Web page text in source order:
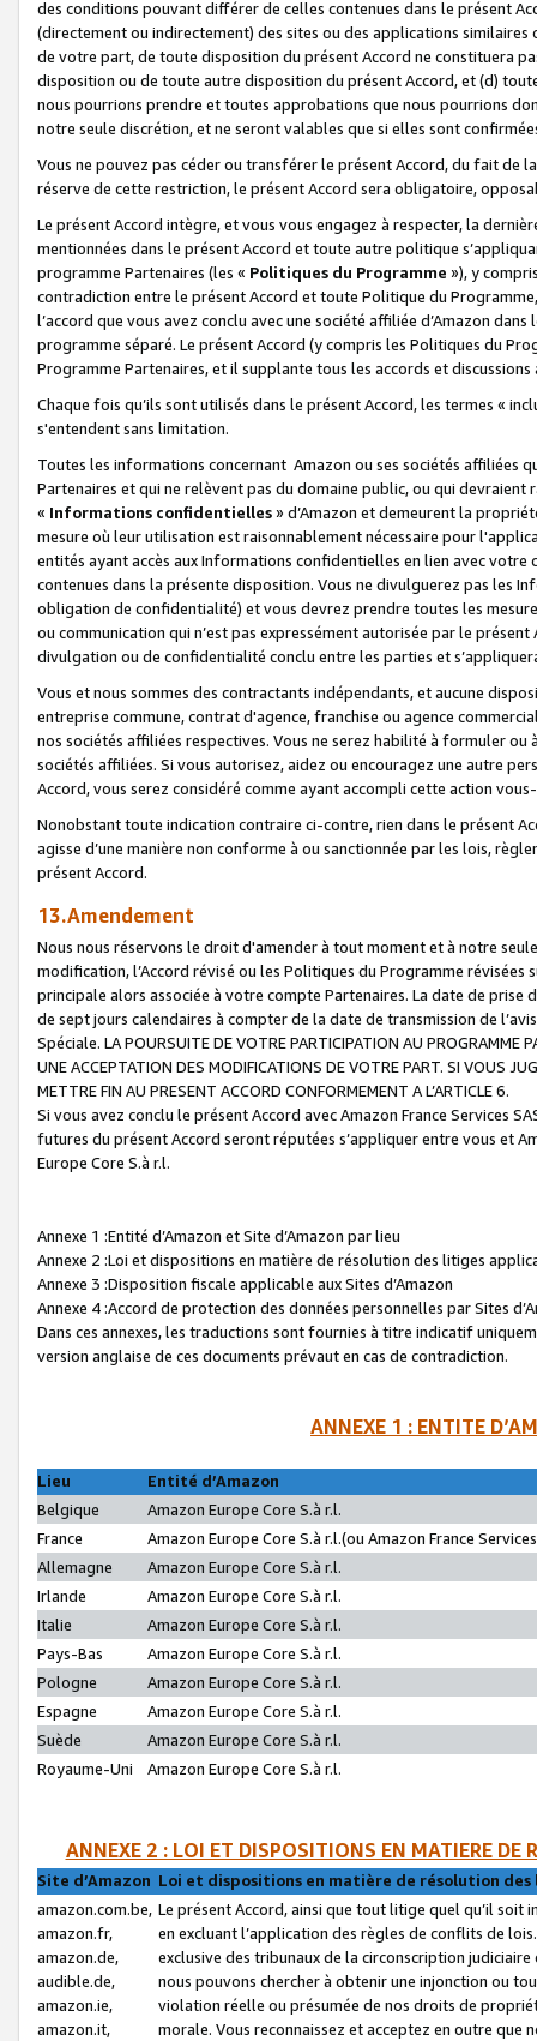
des conditions pouvant différer de celles contenues dans le présent
(directement ou indirectement) des sites ou des applications
de votre part, de toute disposition du présent Accord ne constituera
disposition ou de toute autre disposition du présent Accord, et (d)
nous pourrions prendre et toutes approbations que nous pourrions
notre seule discrétion, et ne seront valables que si elles sont
Vous ne pouvez pas céder ou transférer le présent Accord, du fait de
réserve de cette restriction, le présent Accord sera obligatoire,
Le présent Accord intègre, et vous vous engagez à respecter, la
mentionnées dans le présent Accord et toute autre politique
programme Partenaires (les « Politiques du Programme »), y
contradiction entre le présent Accord et toute Politique du
l’accord que vous avez conclu avec une société affiliée d’Amazon
programme séparé. Le présent Accord (y compris les Politiques du
Programme Partenaires, et il supplante tous les accords et discussions
Chaque fois qu’ils sont utilisés dans le présent Accord, les termes «
s'entendent sans limitation.
Toutes les informations concernant Amazon ou ses sociétés affiliées
Partenaires et qui ne relèvent pas du domaine public, ou qui
« Informations confidentielles» d’Amazon et demeurent la
mesure où leur utilisation est raisonnablement nécessaire pour
entités ayant accès aux Informations confidentielles en lien avec
contenues dans la présente disposition. Vous ne divulguerez pas les
obligation de confidentialité) et vous devrez prendre toutes les
ou communication qui n’est pas expressément autorisée par le
divulgation ou de confidentialité conclu entre les parties et
Vous et nous sommes des contractants indépendants, et aucune
entreprise commune, contrat d'agence, franchise ou agence
nos sociétés affiliées respectives. Vous ne serez habilité à formuler
sociétés affiliées. Si vous autorisez, aidez ou encouragez une autre
Accord, vous serez considéré comme ayant accompli cette action
Nonobstant toute indication contraire ci-contre, rien dans le présent
agisse d’une manière non conforme à ou sanctionnée par les lois,
présent Accord.
13.Amendement
Nous nous réservons le droit d'amender à tout moment et à notre
modification, l’Accord révisé ou les Politiques du Programme
principale alors associée à votre compte Partenaires. La date de
de sept jours calendaires à compter de la date de transmission de
Spéciale. LA POURSUITE DE VOTRE PARTICIPATION AU PROGRAMME
UNE ACCEPTATION DES MODIFICATIONS DE VOTRE PART. SI VOUS
METTRE FIN AU PRESENT ACCORD CONFORMEMENT A L’ARTICLE 6.
Si vous avez conclu le présent Accord avec Amazon France Services
futures du présent Accord seront réputées s’appliquer entre vous et
Europe Core S.à r.l.
Annexe 1 :Entité d’Amazon et Site d’Amazon par lieu
Annexe 2 :Loi et dispositions en matière de résolution des litiges
Annexe 3 :Disposition fiscale applicable aux Sites d’Amazon
Annexe 4 :Accord de protection des données personnelles par Sites
Dans ces annexes, les traductions sont fournies à titre indicatif
version anglaise de ces documents prévaut en cas de contradiction.
ANNEXE 1 : ENTITE
Lieu
Entité d’Amazon
Belgique
Amazon Europe Core S.à r.l.
France
Amazon Europe Core S.à r.l.(ou Amazon France
Allemagne
Amazon Europe Core S.à r.l.
Irlande
Amazon Europe Core S.à r.l.
Italie
Amazon Europe Core S.à r.l.
Pays-Bas
Amazon Europe Core S.à r.l.
Pologne
Amazon Europe Core S.à r.l.
Espagne
Amazon Europe Core S.à r.l.
Suède
Amazon Europe Core S.à r.l.
Royaume-Uni
Amazon Europe Core S.à r.l.
ANNEXE 2 : LOI ET DISPOSITIONS EN MATIERE DE
Site d’Amazon Loi et dispositions en matière de résolution
amazon.com.be,
amazon.fr,
amazon.de,
audible.de,
amazon.ie,
amazon.it,
Le présent Accord, ainsi que tout litige quel qu’il soit
en excluant l’application des règles de conflits de
exclusive des tribunaux de la circonscription
nous pouvons chercher à obtenir une injonction ou
violation réelle ou présumée de nos droits de
morale. Vous reconnaissez et acceptez en outre que